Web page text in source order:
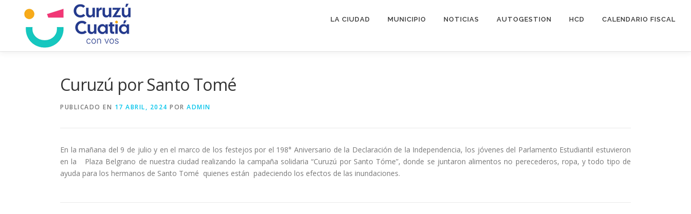
contenido
LA CIUDAD MUNICIPIO NOTICIAS AUTOGESTION HCD CALENDARIO FISCAL
Curuzú por Santo Tomé
PUBLICADO EN 17 ABRIL, 2024 POR ADMIN
En la mañana del 9 de julio y en el marco de los festejos por el 198° Aniversario de la Declaración de la Independencia, los jóvenes del Parlamento Estudiantil estuvieron
en la Plaza Belgrano de nuestra ciudad realizando la campaña solidaria “Curuzú por Santo Tóme”, donde se juntaron alimentos no perecederos, ropa, y todo tipo de
ayuda para los hermanos de Santo Tomé quienes están padeciendo los efectos de las inundaciones.